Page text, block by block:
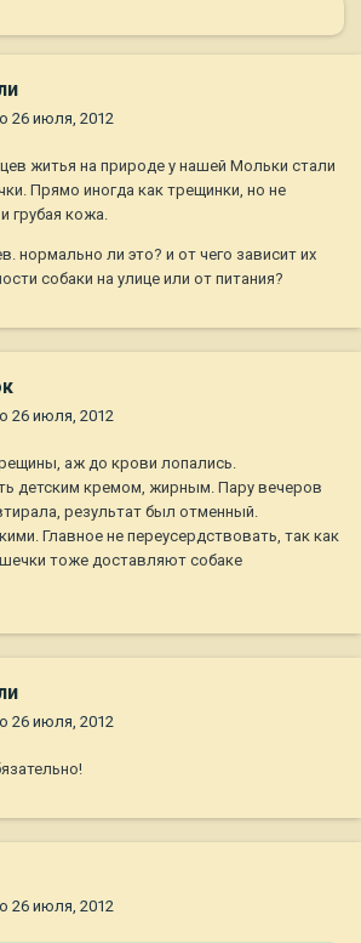
26 июля, 2012
житья на природе у нашей Мольки стали
Прямо иногда как трещинки, но не
грубая кожа.
нормально ли это? и от чего зависит их
собаки на улице или от питания?
26 июля, 2012
аж до крови лопались.
детским кремом, жирным. Пару вечеров
результат был отменный.
Главное не переусердствовать, так как
тоже доставляют собаке
26 июля, 2012
26 июля, 2012